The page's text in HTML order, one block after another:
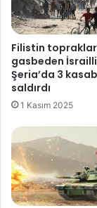
a
m
a
e
ğ
t
m
a
a
v
a
ı
Y
u
n
a
n
Filistin
gasbeden
Şeria’da 3
saldırdı
1 Kasım 2025